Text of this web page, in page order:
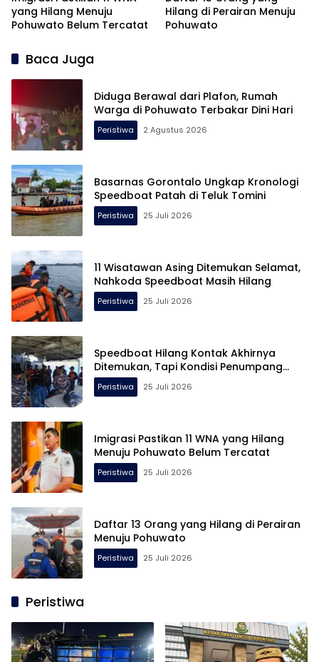
yang Hilang Menuju
Pohuwato Belum Tercatat
Hilang di Perairan Menuju
Pohuwato
Baca Juga
Diduga Berawal dari Plafon, Rumah
Warga di Pohuwato Terbakar Dini Hari
Peristiwa 2 Agustus 2026
Basarnas Gorontalo Ungkap Kronologi
Speedboat Patah di Teluk Tomini
Peristiwa 25 Juli 2026
11 Wisatawan Asing Ditemukan Selamat,
Nahkoda Speedboat Masih Hilang
Peristiwa 25 Juli 2026
Speedboat Hilang Kontak Akhirnya
Ditemukan, Tapi Kondisi Penumpang…
Peristiwa 25 Juli 2026
Imigrasi Pastikan 11 WNA yang Hilang
Menuju Pohuwato Belum Tercatat
Peristiwa 25 Juli 2026
Daftar 13 Orang yang Hilang di Perairan
Menuju Pohuwato
Peristiwa 25 Juli 2026
Peristiwa